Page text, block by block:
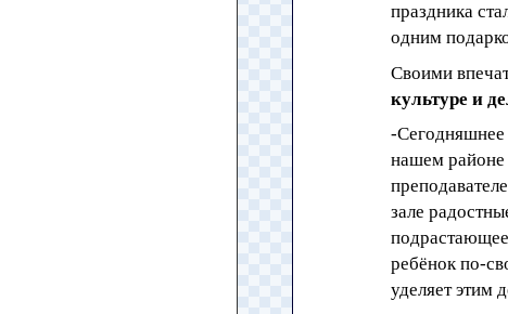
праздника
одним
Своими
культуре и
-Сегодняшнее
нашем районе
зале
ребёнок по-
уделяет этим